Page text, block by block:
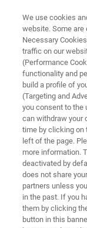
BRUKER NANO
困難だっ
ワークに
オンデマン
We use cookies
website. Some
Necessary
traffic on our
(Performance
functionality and
build a profile of
(Targeting and
you consent to the
can withdraw your
time by clicking on
left of the page.
more information.
deactivated by
does not share
partners unless
in the past. If you
them by clicking
button in this